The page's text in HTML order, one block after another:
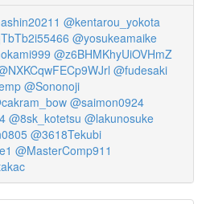
@kentarou_yokota
@yosukeamaike
@z6BHMKhyUiOVHmZ
@fudesaki
@Sononoji
@saimon0924
@8sk_kotetsu @lakunosuke
@3618Tekubi
@MasterComp911